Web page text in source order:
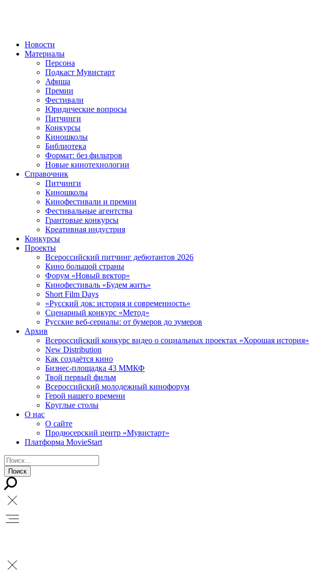
Новости
Материалы
Персона
Подкаст Мувистарт
Афиша
Премии
Фестивали
Юридические вопросы
Питчинги
Конкурсы
Киношколы
Библиотека
Формат: без фильтров
Новые кинотехнологии
Справочник
Питчинги
Киношколы
Кинофестивали и премии
Фестивальные агентства
Грантовые конкурсы
Креативная индустрия
Конкурсы
Проекты
Всероссийский питчинг дебютантов 2026
Кино большой страны
Форум «Новый вектор»
Кинофестиваль «Будем жить»
Short Film Days
«Русский док: история и современность»
Сценарный конкурс «Метод»
Русские веб-сериалы: от бумеров до зумеров
Архив
Всероссийский конкурс видео о социальных проектах «Хорошая история»
New Distribution
Как создаётся кино
Бизнес-площадка 43 ММКФ
Твой первый фильм
Всероссийский молодежный кинофорум
Герой нашего времени
Круглые столы
О нас
О сайте
Продюсерский центр «Мувистарт»
Платформа MovieStart